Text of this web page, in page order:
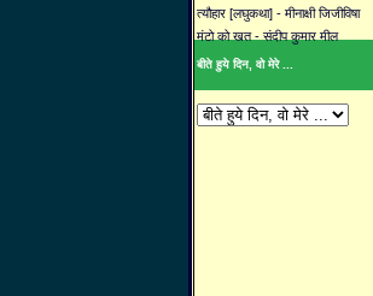
त्यौहार [लघुकथा] - मीनाक्षी जिजीविषा
मंटो को खत - संदीप कुमार मील
बीते हुये दिन, वो मेरे ...